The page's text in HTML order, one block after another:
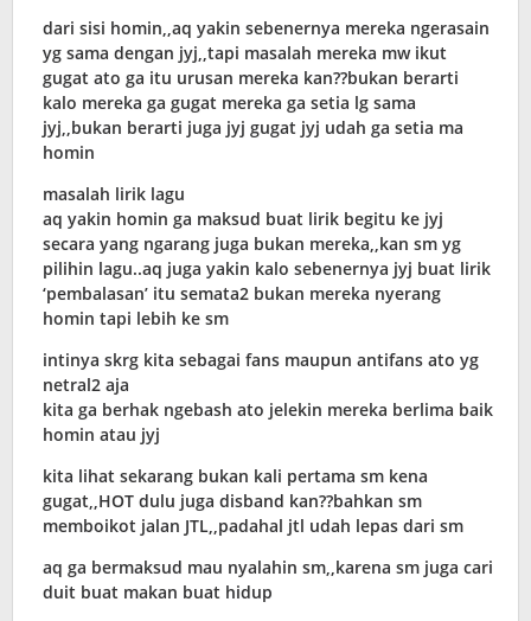
dari sisi homin,,aq yakin sebenernya mereka ngerasain
yg sama dengan jyj,,tapi masalah mereka mw ikut
gugat ato ga itu urusan mereka kan??bukan berarti
kalo mereka ga gugat mereka ga setia lg sama
jyj,,bukan berarti juga jyj gugat jyj udah ga setia ma
homin
masalah lirik lagu
aq yakin homin ga maksud buat lirik begitu ke jyj
secara yang ngarang juga bukan mereka,,kan sm yg
pilihin lagu..aq juga yakin kalo sebenernya jyj buat lirik
‘pembalasan’ itu semata2 bukan mereka nyerang
homin tapi lebih ke sm
intinya skrg kita sebagai fans maupun antifans ato yg
netral2 aja
kita ga berhak ngebash ato jelekin mereka berlima baik
homin atau jyj
kita lihat sekarang bukan kali pertama sm kena
gugat,,HOT dulu juga disband kan??bahkan sm
memboikot jalan JTL,,padahal jtl udah lepas dari sm
aq ga bermaksud mau nyalahin sm,,karena sm juga cari
duit buat makan buat hidup